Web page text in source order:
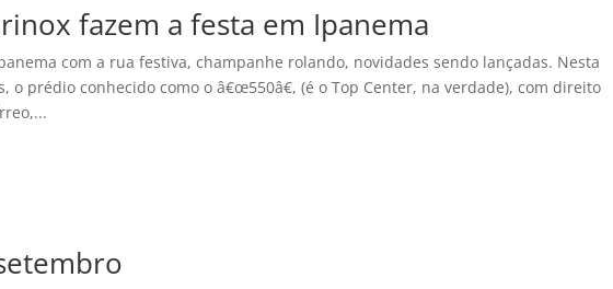
fazem a festa em Ipanema
com a rua festiva, champanhe rolando, novidades sendo lançadas. Nesta
o prédio conhecido como o â€œ550â€, (é o Top Center, na verdade), com direito